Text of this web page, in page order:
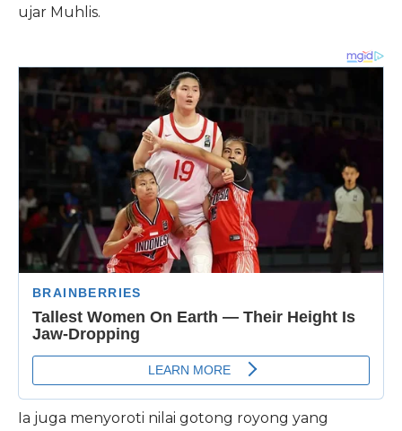
ujar Muhlis.
Ia juga menyoroti nilai gotong royong yang